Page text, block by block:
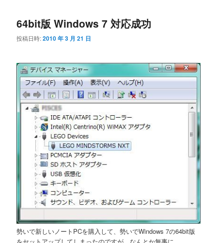
64bit版 Windows 7 対応成功
投稿日時:2010 年 3 月 21 日
勢いで新しいノートPCを購入して、勢いでWindows 7の64bit版